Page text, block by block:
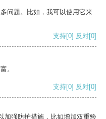
问题。比如，我可以使用它来
支持[0] 反对[0]
。
支持[0] 反对[0]
加强防护措施，比如增加双重验